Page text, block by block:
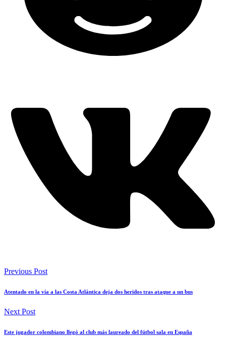
Previous Post
Atentado en la vía a las Costa Atlántica deja dos heridos tras ataque a un bus
Next Post
Este jugador colombiano llegó al club más laureado del fútbol sala en España